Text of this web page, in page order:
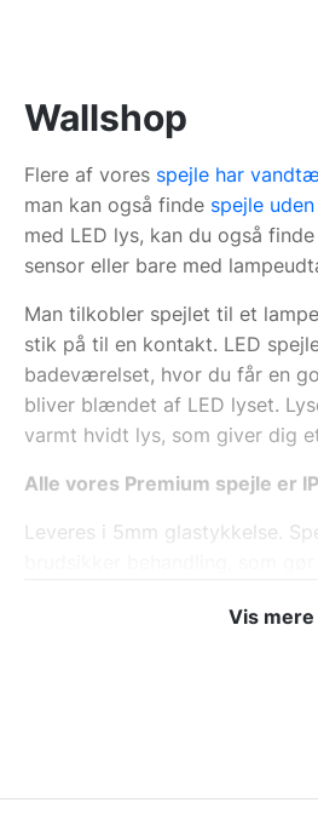
Wallshop
Flere af vores spejle har
man kan også finde spejle uden
med LED lys, kan du også
sensor eller bare med
Man tilkobler spejlet til et
stik på til en kontakt. LED
badeværelset, hvor du får en
bliver blændet af LED lyset.
varmt hvidt lys, som giver dig
Alle vores Premium spejle er
Leveres i 5mm glastykkelse.
lang holdbarhed. Dette er
makeupspejl. CRI er et index
Vis mere